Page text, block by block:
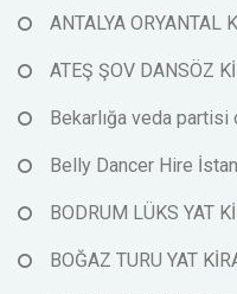
ANTALYA ORYANTAL
ATEŞ ŞOV DANSÖZ
Bekarlığa veda partisi
Belly Dancer Hire
BODRUM LÜKS YAT
BOĞAZ TURU YAT